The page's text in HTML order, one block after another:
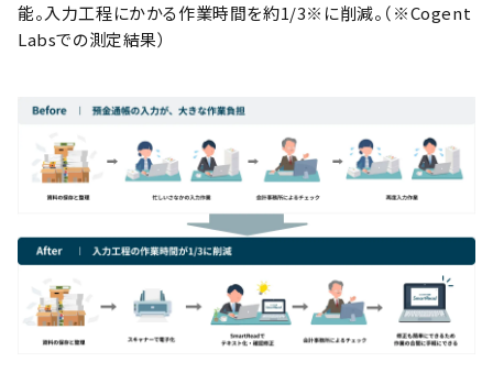
能。入力工程にかかる作業時間を約1/3※に削減。（※Cogent
Labsでの測定結果）